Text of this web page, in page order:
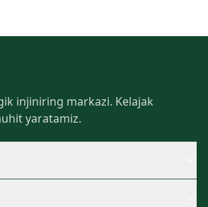
injiniring markazi. Kelajak
yaratamiz.